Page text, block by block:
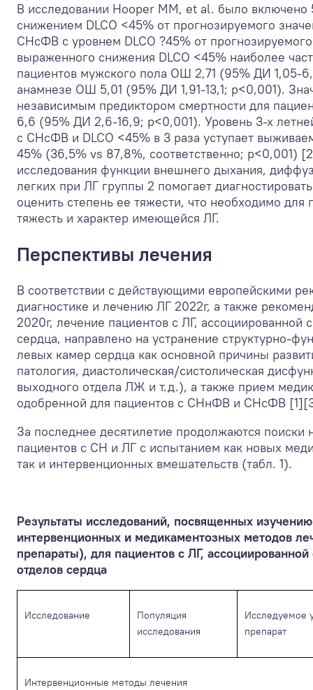
В исследовании Hooper MM, et al. было
снижением DLCO <45% от прогнозируемого
СНсФВ с уровнем DLCO ?45% от
выраженного снижения DLCO <45% наиболее
пациентов мужского пола ОШ 2,71 (95% ДИ 1,05-
анамнезе ОШ 5,01 (95% ДИ 1,91-13,1; p<0,001).
независимым предиктором смертности для
6,6 (95% ДИ 2,6-16,9; p<0,001). Уровень 3-х
с СНсФВ и DLCO <45% в 3 раза уступает
45% (36,5% vs 87,8%, соответственно; p<0,001)
исследования функции внешнего дыхания,
легких при ЛГ группы 2 помогает
оценить степень ее тяжести, что необходимо для
тяжесть и характер имеющейся ЛГ.
Перспективы лечения
В соответствии с действующими европейскими
диагностике и лечению ЛГ 2022г, а также
2020г, лечение пациентов с ЛГ, ассоциированной
сердца, направлено на устранение структурно-
левых камер сердца как основной причины
патология, диастолическая/систолическая
выходного отдела ЛЖ и т.д.), а также прием
одобренной для пациентов с СНнФВ и СНсФВ
За последнее десятилетие продолжаются поиски
пациентов с СН и ЛГ с испытанием как новых
так и интервенционных вмешательств (табл. 1).
Результаты исследований, посвященных
интервенционных и медикаментозных методов
препараты), для пациентов с ЛГ,
отделов сердца
Исследование
Популяция
исследования
Исследуемое
препарат
Интервенционные методы лечения